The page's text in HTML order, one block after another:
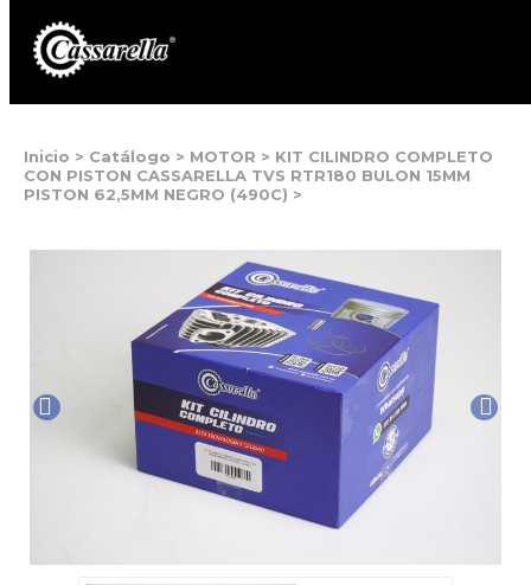
Inicio > Catálogo > MOTOR > KIT CILINDRO COMPLETO
CON PISTON CASSARELLA TVS RTR180 BULON 15MM
PISTON 62,5MM NEGRO (490C) >